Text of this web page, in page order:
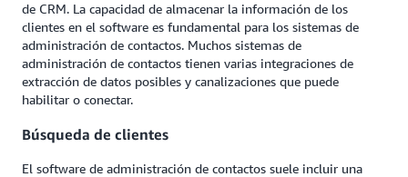
de CRM. La capacidad de almacenar la información de los
clientes en el software es fundamental para los sistemas de
administración de contactos. Muchos sistemas de
administración de contactos tienen varias integraciones de
extracción de datos posibles y canalizaciones que puede
habilitar o conectar.
Búsqueda de clientes
El software de administración de contactos suele incluir una